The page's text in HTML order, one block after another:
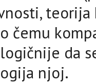
teorija
čemu
da
njoj.